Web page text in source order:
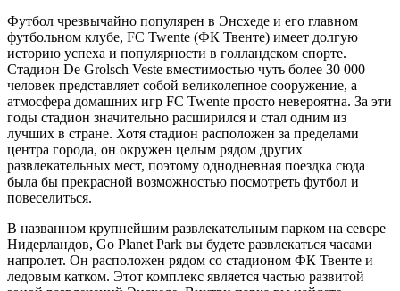
Футбол чрезвычайно популярен в Энсхеде и его главном
футбольном клубе, FC Twente (ФК Твенте) имеет долгую
историю успеха и популярности в голландском спорте.
Стадион De Grolsch Veste вместимостью чуть более 30 000
человек представляет собой великолепное сооружение, а
атмосфера домашних игр FC Twente просто невероятна. За эти
годы стадион значительно расширился и стал одним из
лучших в стране. Хотя стадион расположен за пределами
центра города, он окружен целым рядом других
развлекательных мест, поэтому однодневная поездка сюда
была бы прекрасной возможностью посмотреть футбол и
повеселиться.
В названном крупнейшим развлекательным парком на севере
Нидерландов, Go Planet Park вы будете развлекаться часами
напролет. Он расположен рядом со стадионом ФК Твенте и
ледовым катком. Этот комплекс является частью развитой